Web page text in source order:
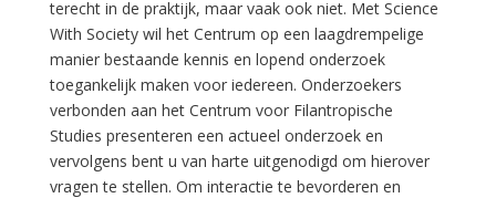
terecht in de praktijk, maar vaak ook niet. Met Science
With Society wil het Centrum op een laagdrempelige
manier bestaande kennis en lopend onderzoek
toegankelijk maken voor iedereen. Onderzoekers
verbonden aan het Centrum voor Filantropische
Studies presenteren een actueel onderzoek en
vervolgens bent u van harte uitgenodigd om hierover
vragen te stellen. Om interactie te bevorderen en